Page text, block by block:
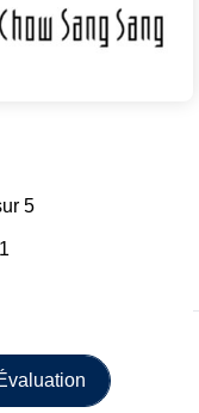
5
Une Évaluation